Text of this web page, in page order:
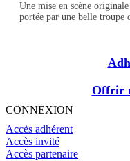
Une mise en scène
portée par une belle troupe
Offrir
CONNEXION
Accès adhérent
Accès invité
Accès partenaire